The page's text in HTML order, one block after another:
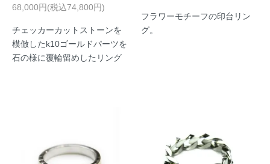
68,000円(税込74,800円)
チェッカーカットストーンを
模倣したk10ゴールドパーツを
石の様に覆輪留めしたリング
フラワーモチーフの印台リン
グ。